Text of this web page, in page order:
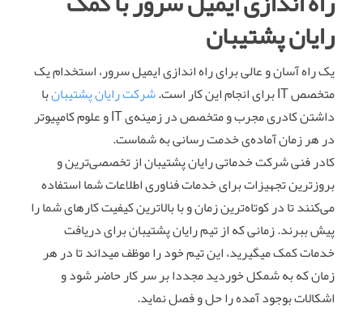
رایان پشتیبان
یک راه آسان و عالی برای راه اندازی ایمیل سرور، استخدام یک
متخصص IT برای انجام این کار است.
شرکت رایان پشتیبانبا
داشتن کادری مجرب و متخصص در زمینه‌ی IT و علوم کامپیوتر
در هر زمان آماده‌ی خدمت رسانی به شماست.
کادر فنی شرکت خدماتی رایان پشتیبان از تخصصی‌ترین و
بروزترین تجهیزات برای خدمات فناوری اطلاعات شما استفاده
می‌کنند تا در کوتاه‌ترین زمان و با بالاترین کیفیت کارهای شما را
پیش ببرند. زمانی که از تیم رایان پشتیبان برای دریافت
خدمات کمک میگیرید، این تیم خود را موظف میداند تا در هر
زمان که به شمکل خوردید مجددا بر سر کار حاضر شود و
اشکالات بوجود آمده را حل و فصل نماید.